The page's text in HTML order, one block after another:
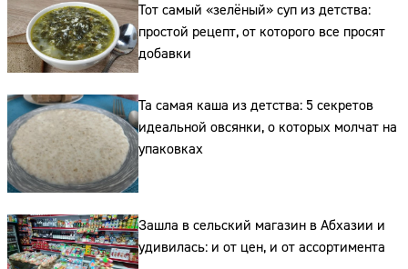
Тот самый «зелёный» суп из детства:
простой рецепт, от которого все просят
добавки
Та самая каша из детства: 5 секретов
идеальной овсянки, о которых молчат на
упаковках
Зашла в сельский магазин в Абхазии и
удивилась: и от цен, и от ассортимента